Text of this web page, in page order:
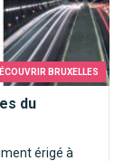
BRUXELLES
du
érigé à